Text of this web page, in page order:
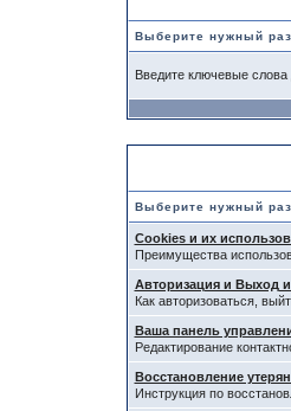
Выберите нужный
Введите ключевые слова
Выберите нужный
Cookies и их
Преимущества
Авторизация и Выход
Как авторизоваться,
Ваша панель
Редактирование
Восстановление
Инструкция по